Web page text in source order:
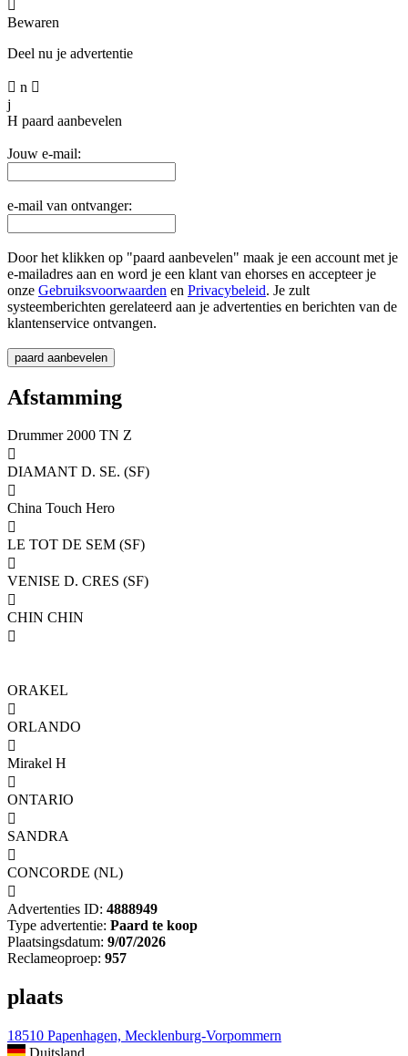
Bewaren
Deel nu je advertentie
 n 
j
H paard aanbevelen
Jouw e-mail:
e-mail van ontvanger:
Door het klikken op "paard aanbevelen" maak je een account met je
e-mailadres aan en word je een klant van ehorses en accepteer je
onze Gebruiksvoorwaarden en Privacybeleid. Je zult
systeemberichten gerelateerd aan je advertenties en berichten van de
klantenservice ontvangen.
Afstamming
Drummer 2000 TN Z

DIAMANT D. SE. (SF)

China Touch Hero

LE TOT DE SEM (SF)

VENISE D. CRES (SF)

CHIN CHIN

ORAKEL

ORLANDO

Mirakel H

ONTARIO

SANDRA

CONCORDE (NL)

Advertenties ID: 4888949
Type advertentie: Paard te koop
Plaatsingsdatum: 9/07/2026
Reclameoproep: 957
plaats
18510 Papenhagen, Mecklenburg-Vorpommern